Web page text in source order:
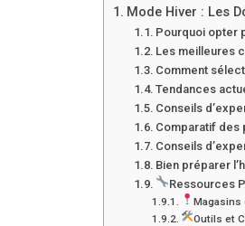
Mode Hiver : Les
Pourquoi opter
Les meilleures
Comment
Tendances
Conseils
Comparatif des
Conseils
Bien préparer
Ressources
Magasins
Outils et